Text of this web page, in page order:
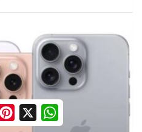
P
n
X
a